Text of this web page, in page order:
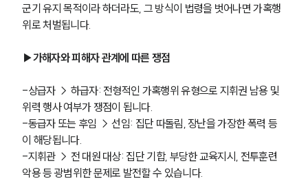
군기 유지 목적이라 하더라도, 그 방식이 법령을 벗어나면 가혹행
위로 처벌됩니다.
▶가해자와 피해자 관계에 따른 쟁점
-상급자 → 하급자: 전형적인 가혹행위 유형으로 지휘권 남용 및
위력 행사 여부가 쟁점이 됩니다.
-동급자 또는 후임 → 선임: 집단 따돌림, 장난을 가장한 폭력 등
이 해당됩니다.
-지휘관 → 전 대원 대상: 집단 기합, 부당한 교육지시, 전투훈련
악용 등 광범위한 문제로 발전할 수 있습니다.